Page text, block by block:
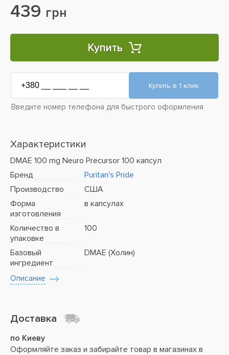
439 грн
Купить
Введите номер телефона для быстрого оформления
Характеристики
DMAE 100 mg Neuro Precursor 100 капсул
Бренд
Puritan's Pride
Производство
США
Форма
изготовления
в капсулах
Количество в
упаковке
100
Базовый
ингредиент
DMAE (Холин)
Описание
Доставка
по Киеву
Оформляйте заказ и забирайте товар в магазинах в